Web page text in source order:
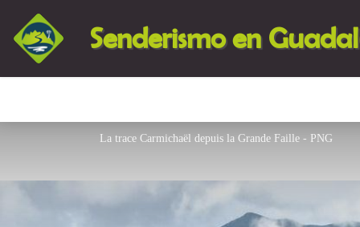
Senderismo en
La trace Carmichaël depuis la Grande Faille - PNG